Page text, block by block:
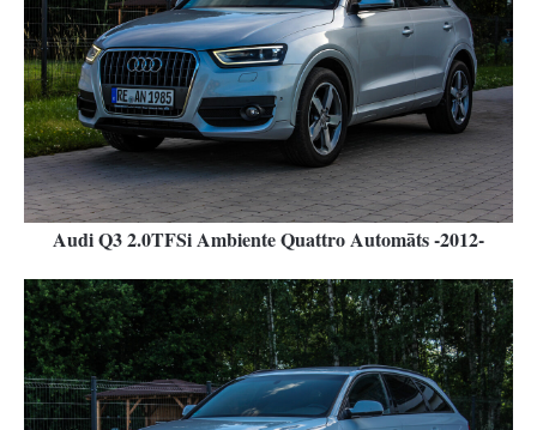
Audi Q3 2.0TFSi Ambiente Quattro Automāts -2012-